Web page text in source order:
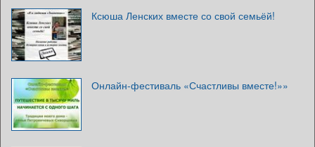
Ксюша Ленских вместе со свой семьёй!
Онлайн-фестиваль «Счастливы вместе!»»